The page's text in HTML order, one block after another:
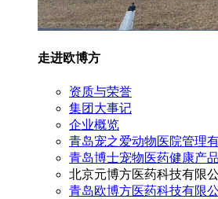
走进欧博方
资质与荣誉
集团大事记
企业概览
青岛宠之爱动物医院管理
青岛博士宠物医药健康产
北京元博方医药科技有限
青岛欧博方医药科技有限